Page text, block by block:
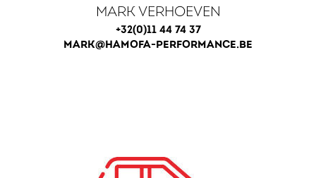
MARK VERHOEVEN
+32(0)11 44 74 37
MARK@HAMOFA-PERFORMANCE.BE